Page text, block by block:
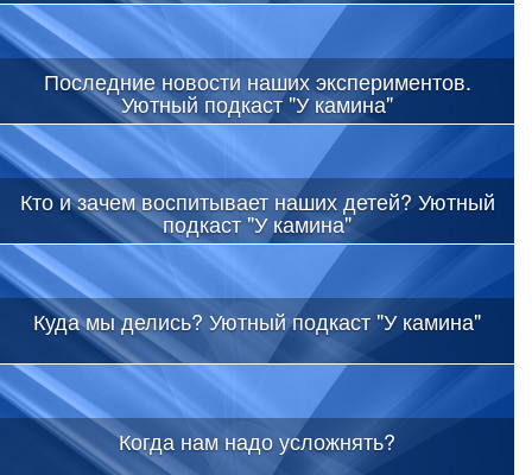
Последние новости наших экспериментов.
Уютный подкаст "У камина"
Кто и зачем воспитывает наших детей? Уютный
подкаст "У камина"
Куда мы делись? Уютный подкаст "У камина"
Когда нам надо усложнять?